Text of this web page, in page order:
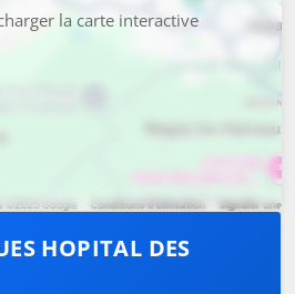
la carte interactive
HOPITAL DES